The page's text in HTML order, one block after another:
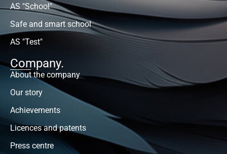
AS "School"
Safe and smart school
AS "Test"
Company.
About the company
Our story
Achievements
Licences and patents
Press centre